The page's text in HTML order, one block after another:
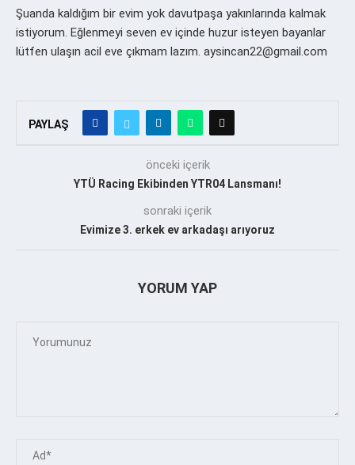
Şuanda kaldığım bir evim yok davutpaşa yakınlarında kalmak
istiyorum. Eğlenmeyi seven ev içinde huzur isteyen bayanlar
lütfen ulaşın acil eve çıkmam lazım. aysincan22@gmail.com
PAYLAŞ
önceki içerik
YTÜ Racing Ekibinden YTR04 Lansmanı!
sonraki içerik
Evimize 3. erkek ev arkadaşı arıyoruz
YORUM YAP